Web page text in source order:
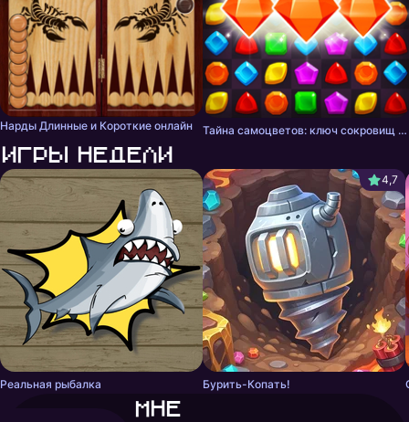
Нарды Длинные и Короткие онлайн Тайна самоцветов: ключ сокровищ - три в ряд
Игры недели
Реальная рыбалка
4,7
Бурить-Копать!
Мне